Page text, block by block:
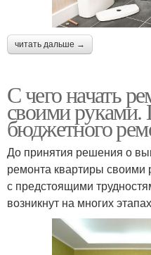
читать дальше →
С чего начать
своими руками.
бюджетного
До принятия решения о
ремонта квартиры своими
с предстоящими
возникнут на многих